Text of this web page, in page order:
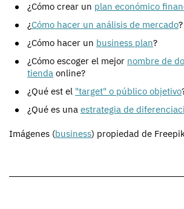
¿Cómo crear un plan económico
¿Cómo hacer un análisis de mercado?
¿Cómo hacer un business plan?
¿Cómo escoger el mejor nombre de
tienda online?
¿Qué est el "target" o público objetivo
¿Qué es una estrategia de
Imágenes (business) propiedad de